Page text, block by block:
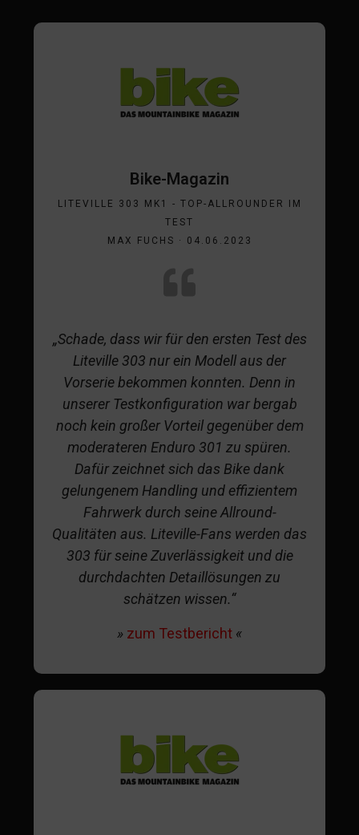
Bike-Magazin
LITEVILLE 303 MK1 - TOP-ALLROUNDER IM
TEST
MAX FUCHS · 04.06.2023
„Schade, dass wir für den ersten Test des
Liteville 303 nur ein Modell aus der
Vorserie bekommen konnten. Denn in
unserer Testkonfiguration war bergab
noch kein großer Vorteil gegenüber dem
moderateren Enduro 301 zu spüren.
Dafür zeichnet sich das Bike dank
gelungenem Handling und effizientem
Fahrwerk durch seine Allround-
Qualitäten aus. Liteville-Fans werden das
303 für seine Zuverlässigkeit und die
durchdachten Detaillösungen zu
schätzen wissen.“
» zum Testbericht «